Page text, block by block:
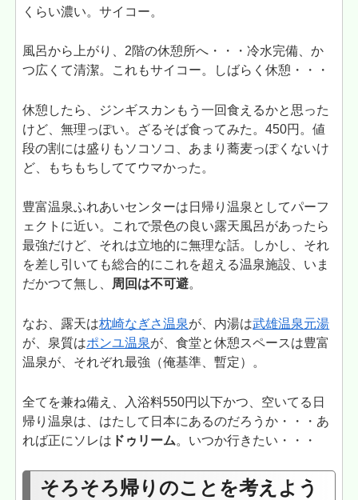
くらい濃い。サイコー。
風呂から上がり、2階の休憩所へ・・・冷水完備、か
つ広くて清潔。これもサイコー。しばらく休憩・・・
休憩したら、ジンギスカンもう一回食えるかと思った
けど、無理っぽい。ざるそば食ってみた。450円。値
段の割には盛りもソコソコ、あまり蕎麦っぽくないけ
ど、もちもちしててウマかった。
豊富温泉ふれあいセンターは日帰り温泉としてパーフ
ェクトに近い。これで景色の良い露天風呂があったら
最強だけど、それは立地的に無理な話。しかし、それ
を差し引いても総合的にこれを超える温泉施設、いま
だかつて無し、 周回は不可避。
なお、露天は枕崎なぎさ温泉が、内湯は武雄温泉元湯
が、泉質はポンユ温泉が、食堂と休憩スペースは豊富
温泉が、それぞれ最強（俺基準、暫定）。
全てを兼ね備え、入浴料550円以下かつ、空いてる日
帰り温泉は、はたして日本にあるのだろうか・・・あ
れば正にソレは ドゥリーム。いつか行きたい・・・
そろそろ帰りのことを考えよう